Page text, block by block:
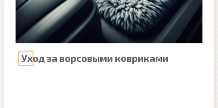
Уход за ворсовыми ковриками